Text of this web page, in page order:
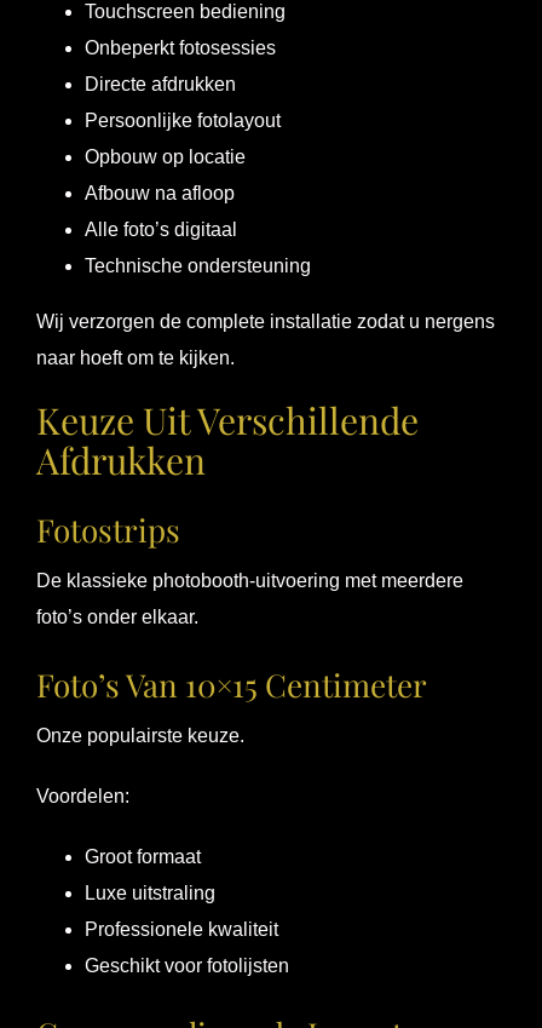
Touchscreen bediening
Onbeperkt fotosessies
Directe afdrukken
Persoonlijke fotolayout
Opbouw op locatie
Afbouw na afloop
Alle foto’s digitaal
Technische ondersteuning
Wij verzorgen de complete installatie zodat u nergens
naar hoeft om te kijken.
Keuze Uit Verschillende
Afdrukken
Fotostrips
De klassieke photobooth-uitvoering met meerdere
foto’s onder elkaar.
Foto’s Van 10×15 Centimeter
Onze populairste keuze.
Voordelen:
Groot formaat
Luxe uitstraling
Professionele kwaliteit
Geschikt voor fotolijsten